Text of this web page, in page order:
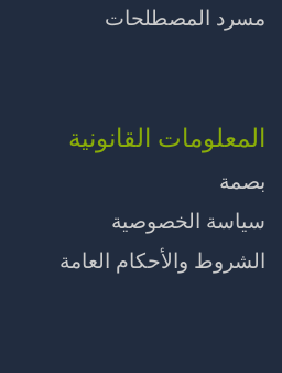
مسرد المصطلحات
المعلومات القانونية
بصمة
سياسة الخصوصية
الشروط والأحكام العامة